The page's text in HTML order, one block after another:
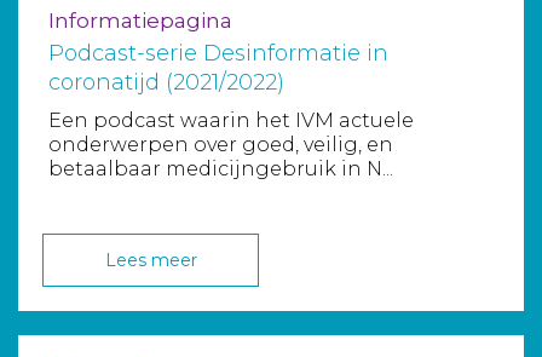
Informatiepagina
Podcast-serie Desinformatie in
coronatijd (2021/2022)
Een podcast waarin het IVM actuele
onderwerpen over goed, veilig, en
betaalbaar medicijngebruik in N...
Lees meer